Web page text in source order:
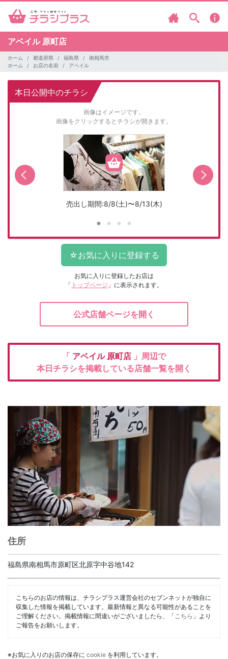
アベイル 原町店
ホーム 都道府県 福島県
南相馬市
ホーム
お店の名前 アベイル
本日公開中のチラシ
画像はイメージです。
画像をクリックするとチラシが開きます。
売出し期間:8/8(土)〜8/13(木)
お気に入りに登録したお店は
「 トップページ 」に表示されます。
公式店舗ページを開く
「 アベイル 原町店 」周辺で
本日チラシを掲載している店舗一覧を開く
住所
福島県南相馬市原町区北原字中谷地142
こちらのお店の情報は、チラシプラス運営会社のセブンネットが独自に
収集した情報を掲載しています。最新情報と異なる可能性があることを
ご理解ください。掲載情報に間違いがございましたら、「 こちら 」より
ご報告をお願いします。
※お気に入りのお店の保存に cookie を利用しています。